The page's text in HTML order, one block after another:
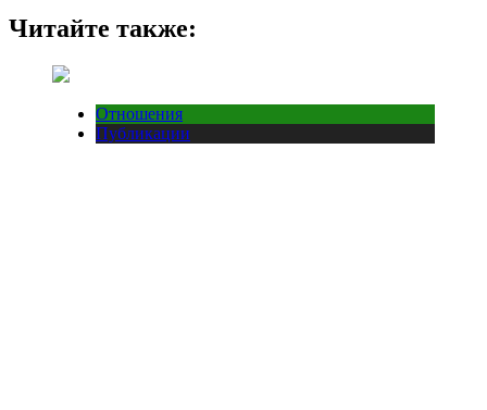
Читайте также:
Отношения
Публикации